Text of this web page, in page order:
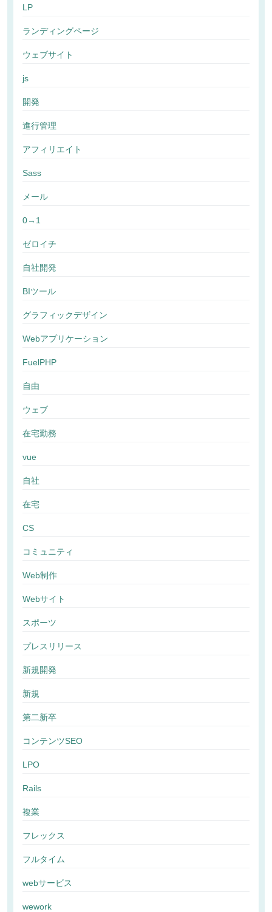
LP
ランディングページ
ウェブサイト
js
開発
進行管理
アフィリエイト
Sass
メール
0→1
ゼロイチ
自社開発
BIツール
グラフィックデザイン
Webアプリケーション
FuelPHP
自由
ウェブ
在宅勤務
vue
自社
在宅
CS
コミュニティ
Web制作
Webサイト
スポーツ
プレスリリース
新規開発
新規
第二新卒
コンテンツSEO
LPO
Rails
複業
フレックス
フルタイム
webサービス
wework